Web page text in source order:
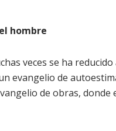
hombre
veces se ha
evangelio de
de obras, donde